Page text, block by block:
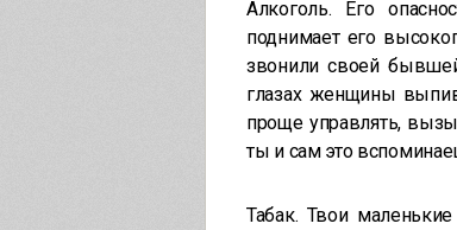
Алкоголь. Его
поднимает его
звонили своей
глазах женщины
проще управлять,
ты и сам это
Табак. Твои